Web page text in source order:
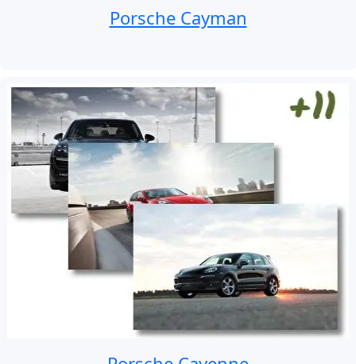
Porsche Cayman